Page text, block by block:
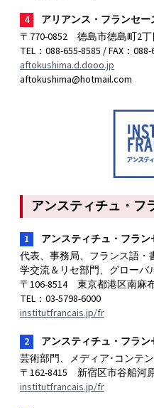
4
アリアンス・フランセー
〒770-0852 徳島市徳島町2
TEL：088-655-8585 / FAX：
aftokushima.d.dooo.jp
aftokushima@hotmail.com
アンスティチュ・フ
1
アンスティチュ・フラン
代表、事務局、フランス語
学交流＆リセ部門、グロー
〒106-8514 東京都港区南麻
TEL：03-5798-6000
institutfrancais.jp/fr
2
アンスティチュ・フラン
芸術部門、メディア･コンテ
〒162-8415 新宿区市谷船河
institutfrancais.jp/fr